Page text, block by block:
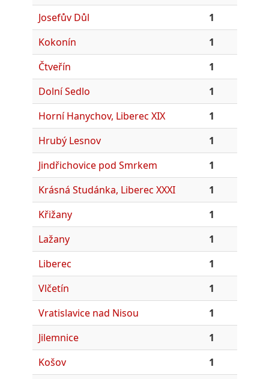
Josefův Důl
1
Kokonín
1
Čtveřín
1
Dolní Sedlo
1
Horní Hanychov, Liberec XIX
1
Hrubý Lesnov
1
Jindřichovice pod Smrkem
1
Krásná Studánka, Liberec XXXI
1
Křižany
1
Lažany
1
Liberec
1
Vlčetín
1
Vratislavice nad Nisou
1
Jilemnice
1
Košov
1